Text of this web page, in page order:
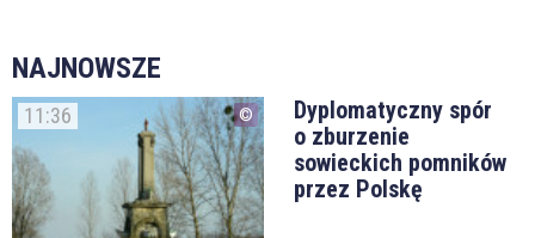
NAJNOWSZE
11:36
Dyplomatyczny spór
o zburzenie
sowieckich pomników
przez Polskę